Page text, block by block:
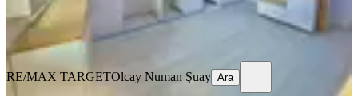
RE/MAX TARGET Olcay Numan Şuay
Ara
RE/MAX TARGETOlcay Numan Şuay Ara